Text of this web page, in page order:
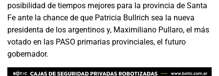
posibilidad de tiempos mejores para la provincia de Santa
Fe ante la chance de que Patricia Bullrich sea la nueva
presidenta de los argentinos y, Maximiliano Pullaro, el más
votado en las PASO primarias provinciales, el futuro
gobernador.